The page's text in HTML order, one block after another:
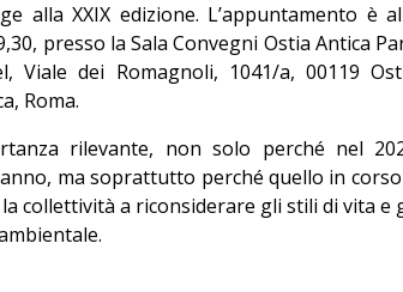
alla XXIX edizione. L’appuntamento è
presso la Sala Convegni Ostia Antica
Viale dei Romagnoli, 1041/a, 00119
Roma.
rilevante, non solo perché nel
ma soprattutto perché quello in
collettività a riconsiderare gli stili di vita e